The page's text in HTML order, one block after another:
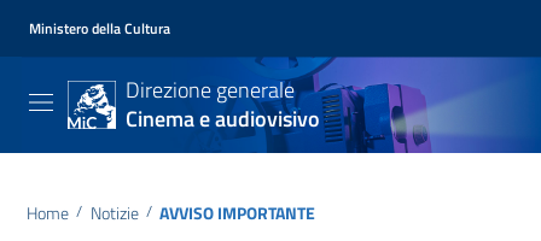
Ministero della Cultura
Direzione generale
Cinema e audiovisivo
Home / Notizie / AVVISO IMPORTANTE